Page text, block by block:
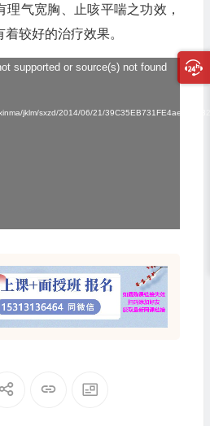
气宽胸、止咳平喘之功效，
较好的治疗效果。
supported or source(s) not found
jklm/sxzd/2014/06/21/